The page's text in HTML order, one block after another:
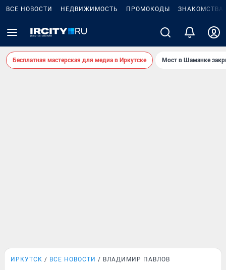
ВСЕ НОВОСТИ НЕДВИЖИМОСТЬ ПРОМОКОДЫ ЗНАКОМСТВА
Бесплатная мастерская для медиа в Иркутске Мост в Шаманке
ИРКУТСК ВСЕ НОВОСТИ ВЛАДИМИР ПАВЛОВ